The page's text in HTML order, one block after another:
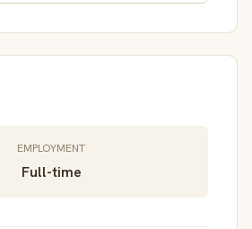
EMPLOYMENT
Full-time